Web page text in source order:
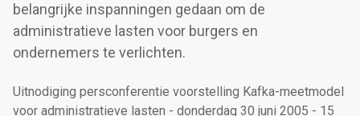
belangrijke inspanningen gedaan om de
administratieve lasten voor burgers en
ondernemers te verlichten.
Uitnodiging persconferentie voorstelling Kafka-meetmodel
voor administratieve lasten - donderdag 30 juni 2005 - 15